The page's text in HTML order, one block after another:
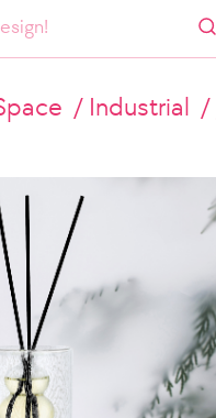
Industrial